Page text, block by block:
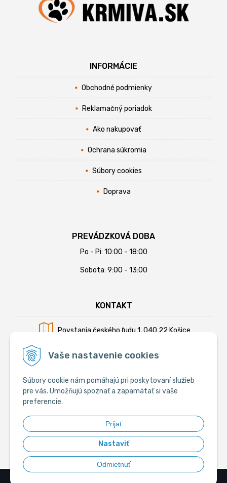
Vaše nastavenie cookies
Súbory cookie nám pomáhajú pri poskytovaní služieb
pre vás. Umožňujú spoznať a zapamätať si vaše
preferencie.
Prijať
Nastaviť
Odmietnuť
INFORMÁCIE
Obchodné podmienky
Reklamačný poriadok
Ako nakupovať
Ochrana súkromia
Súbory cookies
Doprava
PREVÁDZKOVÁ DOBA
Po - Pi: 10:00 - 18:00
Sobota: 9:00 - 13:00
KONTAKT
Povstania českého ľudu 1, 040 22 Košice
Mobil:+421 902 794 355
E-mail:info@krmiva.sk